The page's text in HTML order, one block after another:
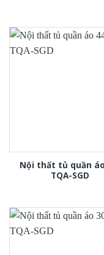
Nội thất tủ quần
TQA-SGD